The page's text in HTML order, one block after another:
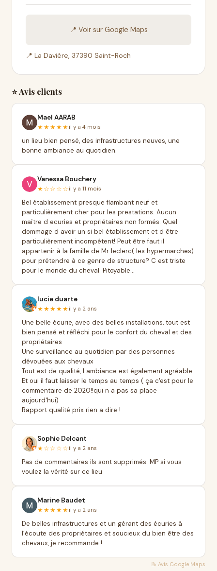
📍 Voir sur Google Maps
📍 La Davière, 37390 Saint-Roch
⭐ Avis clients
Mael AARAB
★★★★★ il y a 4 mois
un lieu bien pensé, des infrastructures neuves, une
bonne ambiance au quotidien.
Vanessa Bouchery
★☆☆☆☆ il y a 11 mois
Bel établissement presque flambant neuf et
particulièrement cher pour les prestations. Aucun
maître d ecuries et propriétaires non formés. Quel
dommage d avoir un si bel établissement et d être
particulièrement incompétent! Peut être faut il
appartenir à la famille de Mr leclerc( les hypermarches)
pour prétendre à ce genre de structure? C est triste
pour le monde du cheval. Pitoyable...
lucie duarte
★★★★★ il y a 2 ans
Une belle écurie, avec des belles installations, tout est
bien pensé et réfléchi pour le confort du cheval et des
propriétaires
Une surveillance au quotidien par des personnes
dévouées aux chevaux
Tout est de qualité, l ambiance est également agréable.
Et oui il faut laisser le temps au temps ( ça c'est pour le
commentaire de 2020!!qui n a pas sa place
aujourd'hui)
Rapport qualité prix rien a dire !
Sophie Delcant
★☆☆☆☆ il y a 2 ans
Pas de commentaires ils sont supprimés. MP si vous
voulez la vérité sur ce lieu
Marine Baudet
★★★★★ il y a 2 ans
De belles infrastructures et un gérant des écuries à
l’écoute des propriétaires et soucieux du bien être des
chevaux, je recommande !
📝 Avis Google Maps